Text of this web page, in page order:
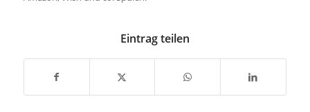
Eintrag teilen